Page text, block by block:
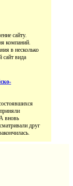
сайту.
компаний.
в несколько
сайт вида
вновь
друг